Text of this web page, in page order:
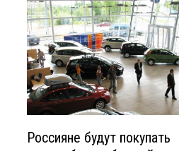
Россияне будут покупать